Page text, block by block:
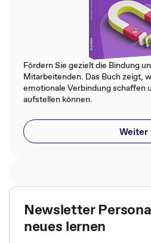
Fördern Sie gezielt die Bindung
Mitarbeitenden. Das Buch zeigt,
emotionale Verbindung schaffen
aufstellen können.
Weiter
Newsletter
neues lernen